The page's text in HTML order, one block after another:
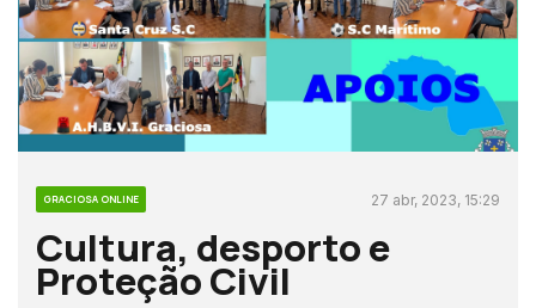
GRACIOSA ONLINE 27 abr, 2023, 15:29
Cultura, desporto e
Proteção Civil